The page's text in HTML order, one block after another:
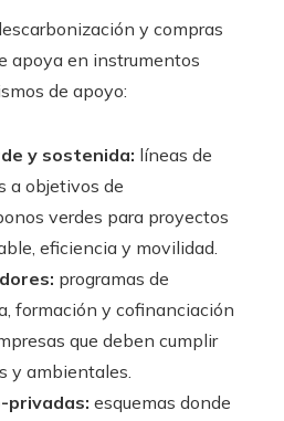
y compras
apoya en instrumentos
de apoyo:
y sostenida: líneas de
a objetivos de
verdes para proyectos
eficiencia y movilidad.
programas de
formación y cofinanciación
que deben cumplir
y ambientales.
privadas: esquemas donde